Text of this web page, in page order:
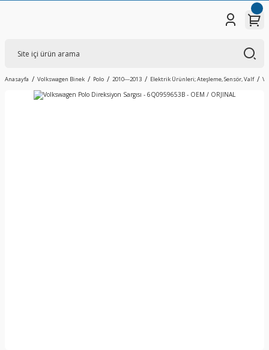
Anasayfa Volkswagen Binek Polo 2010---2013 Elektrik Ürünleri; Ateşleme, Sensör, Valf